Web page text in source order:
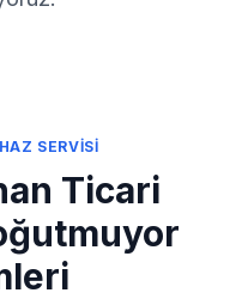
SERVİSİ
Ticari